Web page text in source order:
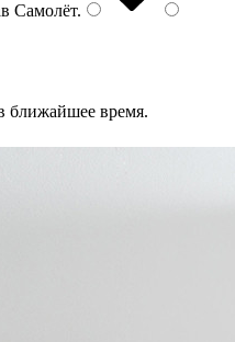
Самолёт.
ближайшее время.